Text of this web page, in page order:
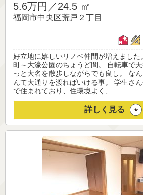
5.6万円／24.5 ㎡
福岡市中央区荒戸２丁目
好立地に嬉しいリノベ仲間が増えまし
町～大濠公園のちょうど間。 自転車で
っと大名を散歩しながらでも良し。 な
んて大通りを渡ればいける事。 学生さ
で住まれており、住環境よく、 ...
詳しく見る